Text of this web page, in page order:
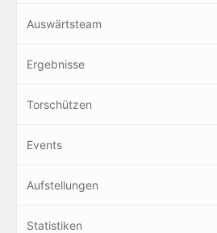
Auswärtsteam
Ergebnisse
Torschützen
Events
Aufstellungen
Statistiken